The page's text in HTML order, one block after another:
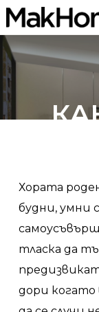
Skip
to
main
content
By Мебели
Хората
будни, умни
тласка да
дори